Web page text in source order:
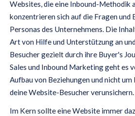
Websites, die eine Inbound-Methodik
konzentrieren sich auf die Fragen und
Personas des Unternehmens. Die
Art von Hilfe und Unterstützung an
Besucher gezielt durch ihre Buyer's
Sales und Inbound Marketing geht es
Aufbau von Beziehungen und nicht
deine Website-Besucher verunsichern.
Im Kern sollte eine Website immer